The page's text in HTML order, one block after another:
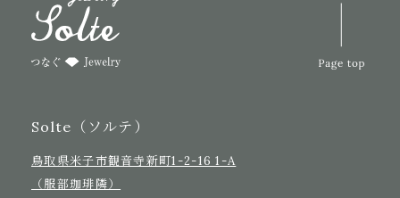
Solte（ソルテ）
鳥取県米子市観音寺新町1-2-16 1-A
（服部珈琲隣）